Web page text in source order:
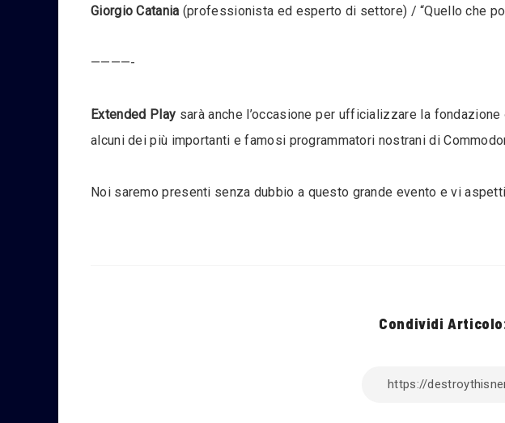
Giorgio Catania (professionista ed esperto di settore) / “Quello che
————-
Extended Play sarà anche l’occasione per ufficializzare la
alcuni dei più importanti e famosi programmatori nostrani di
Noi saremo presenti senza dubbio a questo grande evento e vi
Condividi